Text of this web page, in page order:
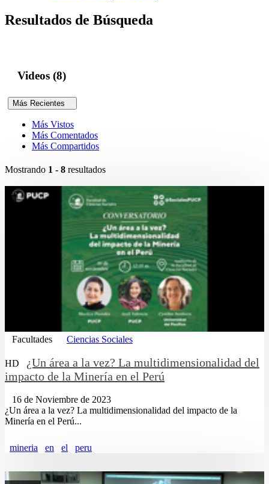
Resultados de Búsqueda
Videos (8)
Más Recientes
Más Vistos
Más Comentados
Más Compartidos
Mostrando 1 - 8 resultados
Facultades Ciencias Sociales
HD
¿Un área a la vez? La multidimensionalidad del
impacto de la Minería en el Perú
16 de Noviembre de 2023
¿Un área a la vez? La multidimensionalidad del impacto de la
Minería en el Perú...
mineria en el peru